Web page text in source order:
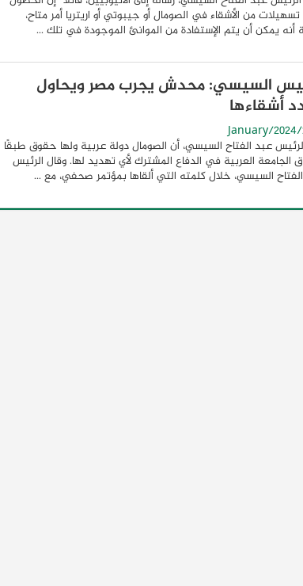
من الأشقاء في الصومال أو جيبوتي أو اريتريا أمر متاح،
أنه يمكن أن يتم الإستفادة من الموانئ الموجودة في تلك ...
السيسي: محدش يجرب مصر ويحاول
أشقاءها
عبد الفتاح السيسي، أن الصومال دولة عربية ولها حقوق طبقًا
الجامعة العربية في الدفاع المشترك لأي تهديد لها. وقال الرئيس
السيسي، خلال كلمته التي ألقاها بمؤتمر صحفي، مع ...